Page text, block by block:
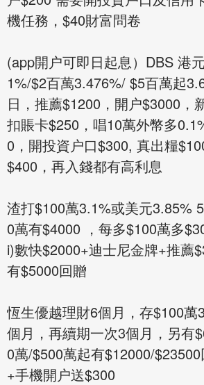
機任務，$40財富問卷
(app開户可即日起息）DBS 港
1%/$2百萬3.476%/ $5百萬起
日，推薦$1200，開户$3000，
扣賬卡$250，唱10萬外幣多
0，開投資户口$300, 真出糧
$400，再入錢都有高利息
渣打$100萬3.1%或美元3.85%
0萬有$4000 ，每多$100萬多
i)數快$2000+迪士尼金牌+推薦
有$5000回贈
恆生優越理財6個月，存$100萬
個月，再續期一次3個月，另有
0萬/$500萬起有$12000/
+手機開户送$300